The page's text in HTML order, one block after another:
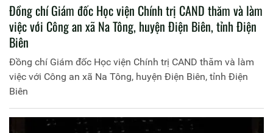
Đồng chí Giám đốc Học viện Chính trị CAND thăm và làm
việc với Công an xã Na Tông, huyện Điện Biên, tỉnh Điện
Biên
Đồng chí Giám đốc Học viện Chính trị CAND thăm và làm
việc với Công an xã Na Tông, huyện Điện Biên, tỉnh Điện
Biên